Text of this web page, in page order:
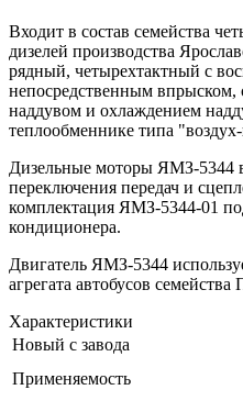
Входит в состав семейства
дизелей производства
рядный, четырехтактный с
непосредственным
наддувом и охлаждением
теплообменнике типа
Дизельные моторы ЯМЗ-5344
переключения передач и
комплектация ЯМЗ-5344-01
кондиционера.
Двигатель ЯМЗ-5344
агрегата автобусов
Характеристики
Новый с завода
Применяемость